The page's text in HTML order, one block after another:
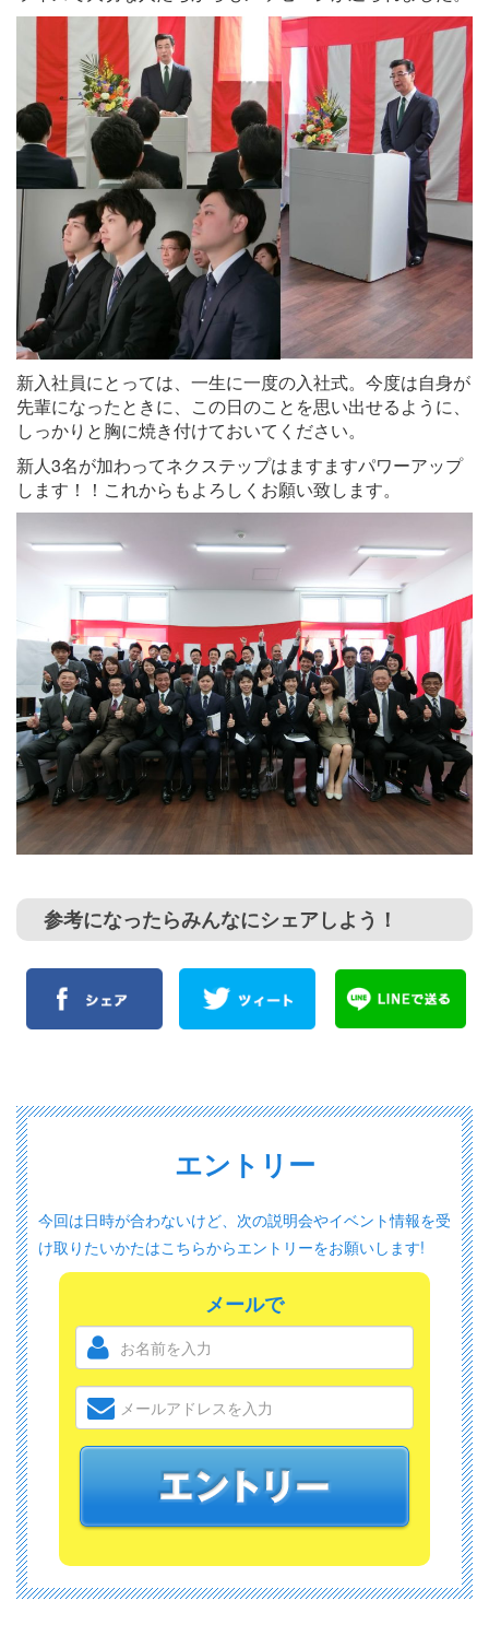
新入社員にとっては、一生に一度の入社式。今度は自身が
先輩になったときに、この日のことを思い出せるように、
しっかりと胸に焼き付けておいてください。
新人3名が加わってネクステップはますますパワーアップ
します！！これからもよろしくお願い致します。
参考になったらみんなにシェアしよう！
エントリー
今回は日時が合わないけど、次の説明会やイベント情報を受
け取りたいかたはこちらからエントリーをお願いします!
メールで